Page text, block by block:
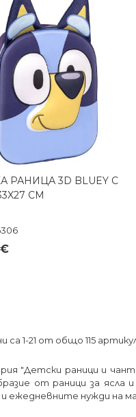
преглед
РАНИЦА 3D BLUEY С
СМ
са 1-21 от общо 115
"Детски раници и
от раници за ясла
ежедневните нужди на